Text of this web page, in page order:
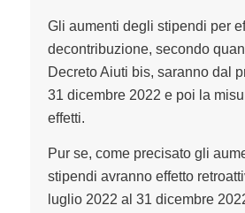
Gli aumenti degli stipendi per
decontribuzione, secondo
Decreto Aiuti bis, saranno dal
31 dicembre 2022 e poi la
effetti.
Pur se, come precisato gli
stipendi avranno effetto
luglio 2022 al 31 dicembre